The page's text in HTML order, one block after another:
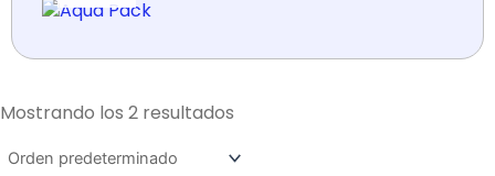
Mostrando los 2 resultados